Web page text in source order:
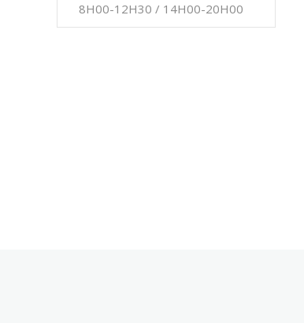
8H00-12H30 / 14H00-20H00